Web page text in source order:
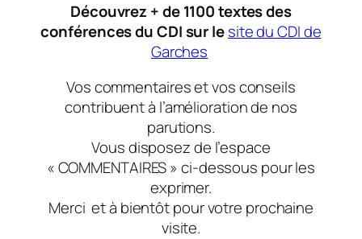
Découvrez + de 1100 textes des
conférences du CDI sur lesite du CDI de
Garches
Vos commentaires et vos conseils
contribuent à l’amélioration de nos
parutions.
Vous disposez de l’espace
« COMMENTAIRES » ci-dessous pour les
exprimer.
Merci et à bientôtpour votre prochaine
visite.